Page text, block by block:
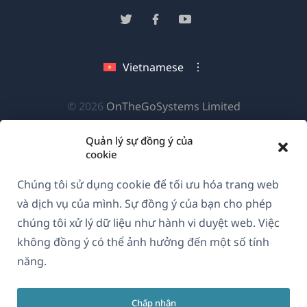
Quản lý sự đồng ý của
cookie
Chúng tôi sử dụng cookie để tối ưu hóa trang web
và dịch vụ của mình. Sự đồng ý của bạn cho phép
chúng tôi xử lý dữ liệu như hành vi duyệt web. Việc
không đồng ý có thể ảnh hưởng đến một số tính
năng.
Chấp nhận
© 2026 OnTheGoSystems Limited(mở
trong
mới)
Vietnamese
(mở
sổ
(mở
sổ
(mở
sổ